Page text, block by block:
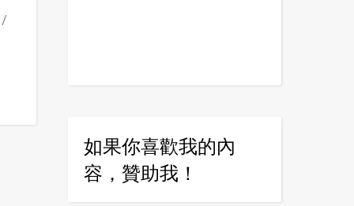
如果你喜歡我的內
容，贊助我！